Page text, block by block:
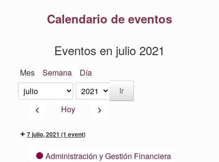
Calendario de eventos
Eventos en julio 2021
Mes Semana Día
Mes
Año
AnteriorHoy Siguiente
7 julio, 2021 (1 event)
CategoríasAdministración y Gestión Financiera